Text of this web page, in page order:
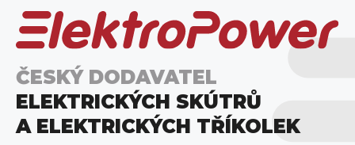
ČESKÝ DODAVATEL
ELEKTRICKÝCH SKÚTRŮ
A ELEKTRICKÝCH TŘÍKOLEK